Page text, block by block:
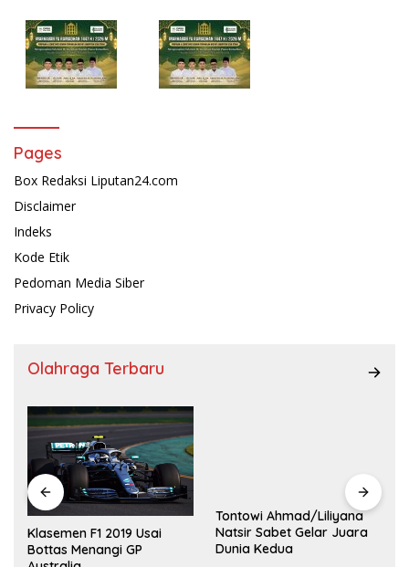
Pages
Box Redaksi Liputan24.com
Disclaimer
Indeks
Kode Etik
Pedoman Media Siber
Privacy Policy
Olahraga Terbaru
Klasemen F1 2019 Usai
Bottas Menangi GP
Tontowi Ahmad/Liliyana
Natsir Sabet Gelar Juara
Dunia Kedua